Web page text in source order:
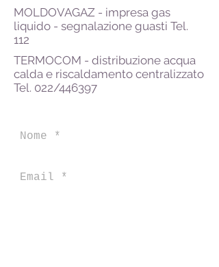
MOLDOVAGAZ - impresa gas
liquido - segnalazione guasti Tel.
112
TERMOCOM - distribuzione acqua
calda e riscaldamento centralizzato
Tel. 022/446397